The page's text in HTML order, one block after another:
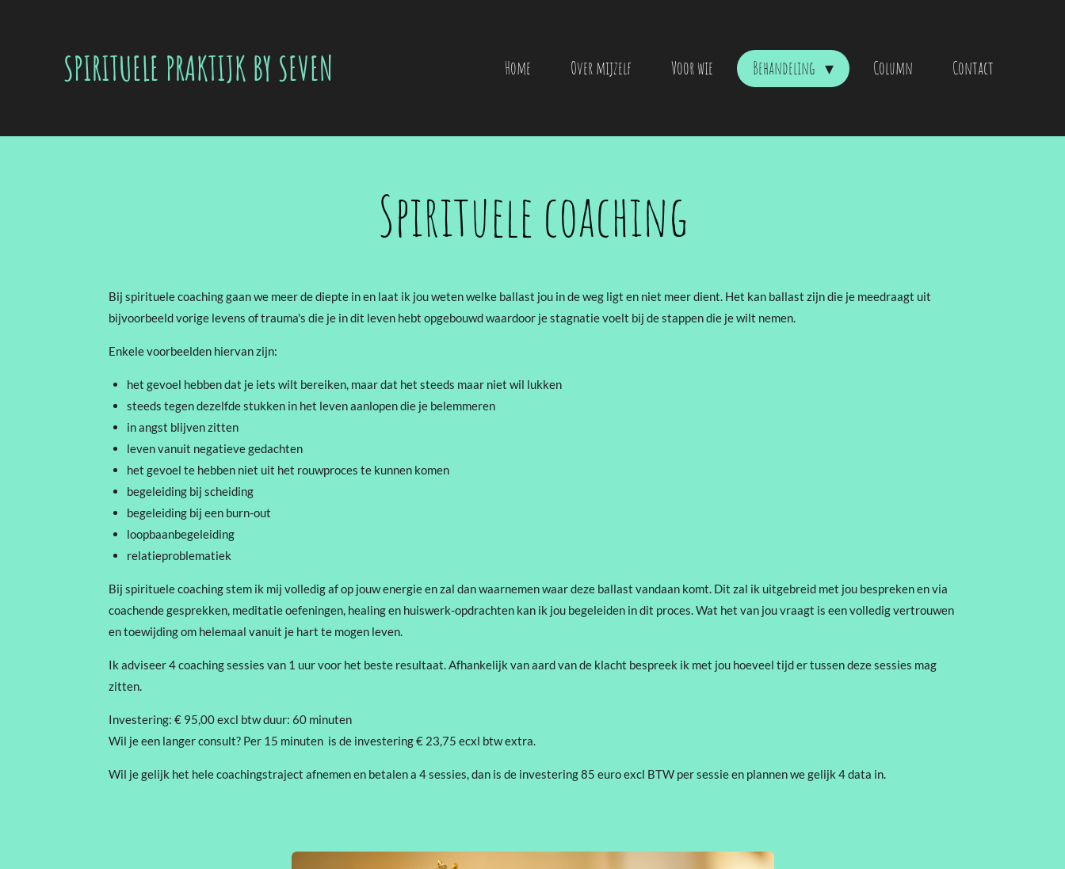
SPIRITUELE PRAKTIJK BY SEVEN Home Over mijzelf Voor wie Behandeling Column Contact
Spirituele coaching
Bij spirituele coaching gaan we meer de diepte in en laat ik jou weten welke ballast jou in de weg ligt en niet meer dient. Het kan ballast zijn die je meedraagt uit
bijvoorbeeld vorige levens of trauma's die je in dit leven hebt opgebouwd waardoor je stagnatie voelt bij de stappen die je wilt nemen.
Enkele voorbeelden hiervan zijn:
het gevoel hebben dat je iets wilt bereiken, maar dat het steeds maar niet wil lukken
steeds tegen dezelfde stukken in het leven aanlopen die je belemmeren
in angst blijven zitten
leven vanuit negatieve gedachten
het gevoel te hebben niet uit het rouwproces te kunnen komen
begeleiding bij scheiding
begeleiding bij een burn-out
loopbaanbegeleiding
relatieproblematiek
Bij spirituele coaching stem ik mij volledig af op jouw energie en zal dan waarnemen waar deze ballast vandaan komt. Dit zal ik uitgebreid met jou bespreken en via
coachende gesprekken, meditatie oefeningen, healing en huiswerk-opdrachten kan ik jou begeleiden in dit proces. Wat het van jou vraagt is een volledig vertrouwen
en toewijding om helemaal vanuit je hart te mogen leven.
Ik adviseer 4 coaching sessies van 1 uur voor het beste resultaat. Afhankelijk van aard van de klacht bespreek ik met jou hoeveel tijd er tussen deze sessies mag
zitten.
Investering: € 95,00 excl btw duur: 60 minuten
Wil je een langer consult? Per 15 minuten is de investering € 23,75 ecxl btw extra.
Wil je gelijk het hele coachingstraject afnemen en betalen a 4 sessies, dan is de investering 85 euro excl BTW per sessie en plannen we gelijk 4 data in.